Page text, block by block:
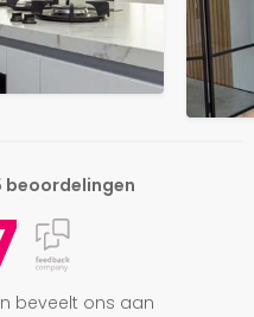
beoordelingen
beveelt ons aan